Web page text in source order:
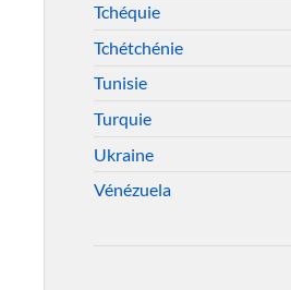
Tchéquie
Tchétchénie
Tunisie
Turquie
Ukraine
Vénézuela